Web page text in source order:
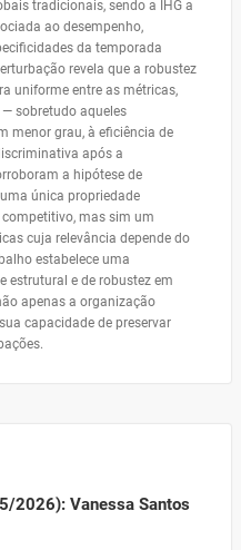
tradicionais, sendo a IHG a
ao desempenho,
da temporada
revela que a robustez
uniforme entre as métricas,
sobretudo aqueles
menor grau, à eficiência de
após a
a hipótese de
única propriedade
mas sim um
cuja relevância depende do
estabelece uma
estrutural e de robustez em
apenas a organização
capacidade de preservar
2026): Vanessa Santos